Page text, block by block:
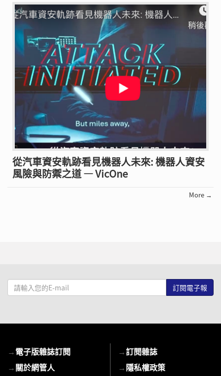
從汽車資安軌跡看見機器人未來: 機器人資安
風險與防禦之道 — VicOne
More →
請
輸
mail
→電子版雜誌訂閱
→關於網管人
→訂閱雜誌
→隱私權政策